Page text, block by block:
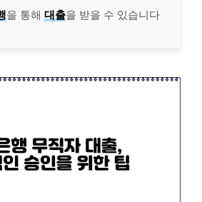
을 통해 대출을 받을 수 있습니다